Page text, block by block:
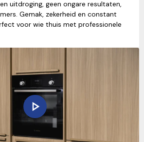
uitdroging, geen ongare resultaten,
Gemak, zekerheid en constant
voor wie thuis met professionele